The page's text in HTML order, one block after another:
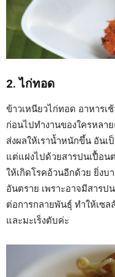
2. ไก่ทอด
ข้าวเหนียวไก่ทอด อาหารเ
ก่อนไปทำงานของใครหลา
ส่งผลให้เราน้ำหนักขึ้น อัน
แต่แฝงไปด้วยสารปนเปื้อน
ให้เกิดโรคอ้วนอีกด้วย ยิ่งบ
อันตราย เพราะอาจมีสารป
ต่อการกลายพันธุ์ ทำให้เซล
และมะเร็งตับค่ะ